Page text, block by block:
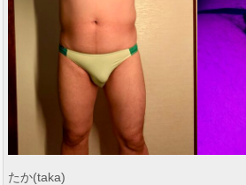
たか(taka)